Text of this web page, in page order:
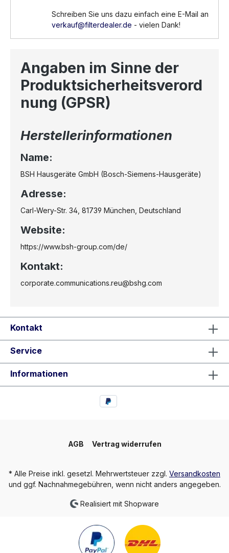
Schreiben Sie uns dazu einfach eine E-Mail an
verkauf@filterdealer.de - vielen Dank!
Angaben im Sinne der
Produktsicherheitsverord
nung (GPSR)
Herstellerinformationen
Name:
BSH Hausgeräte GmbH (Bosch-Siemens-Hausgeräte)
Adresse:
Carl-Wery-Str. 34, 81739 München, Deutschland
Website:
https://www.bsh-group.com/de/
Kontakt:
corporate.communications.reu@bshg.com
Kontakt
Service
Informationen
AGB Vertrag widerrufen
* Alle Preise inkl. gesetzl. Mehrwertsteuer zzgl. Versandkosten
und ggf. Nachnahmegebühren, wenn nicht anders angegeben.
Realisiert mit Shopware